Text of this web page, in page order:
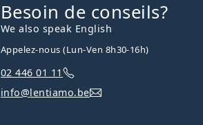
Besoin de conseils?
We also speak English
Appelez-nous (Lun-Ven 8h30-16h)
02 446 01 11
info@lentiamo.be